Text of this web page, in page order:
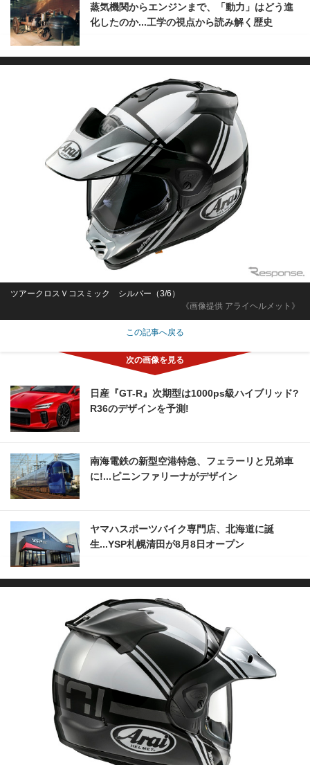
蒸気機関からエンジンまで、「動力」はどう進
化したのか...工学の視点から読み解く歴史
《画像提供 アライヘルメット》
ツアークロスＶコスミック シルバー（3/6）
この記事へ戻る
日産『GT-R』次期型は1000ps級ハイブリッド?
R36のデザインを予測!
南海電鉄の新型空港特急、フェラーリと兄弟車
に!...ピニンファリーナがデザイン
ヤマハスポーツバイク専門店、北海道に誕
生...YSP札幌清田が8月8日オープン